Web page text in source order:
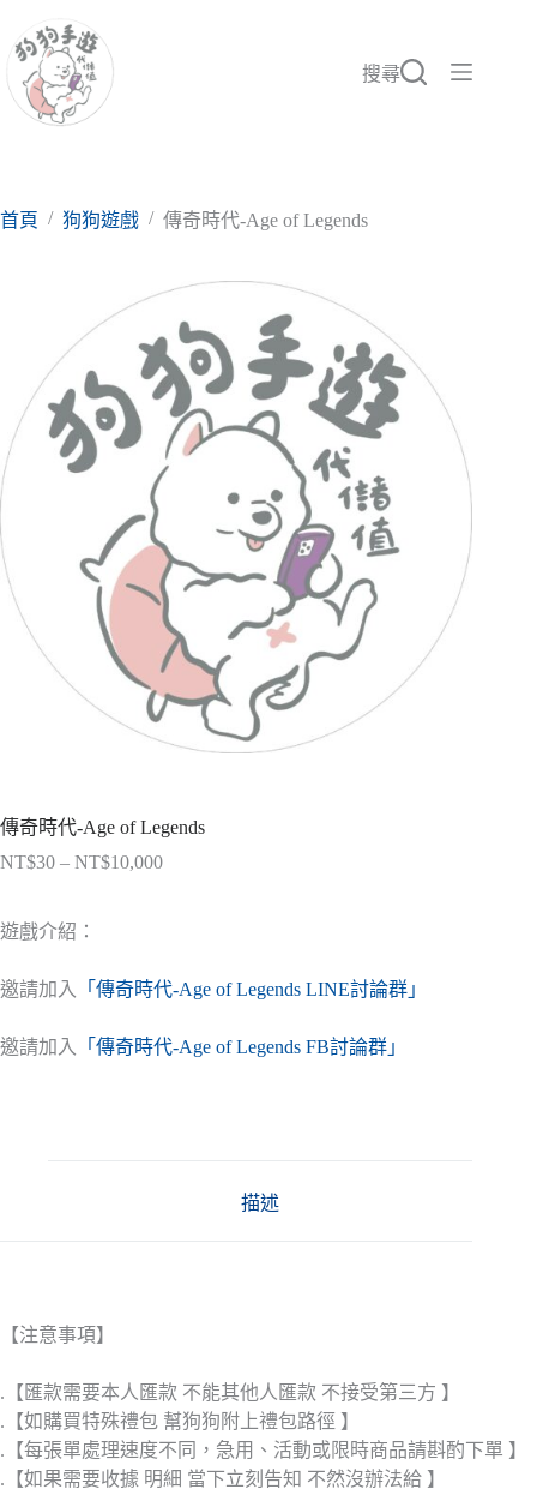
至
要
搜尋
首頁 / 狗狗遊戲 / 傳奇時代-Age of Legends
傳奇時代-Age of Legends
NT$30 – NT$10,000價
NT$30
到
遊戲介紹：
邀請加入 「傳奇時代-Age of Legends LINE討論群」
邀請加入 「傳奇時代-Age of Legends FB討論群」
描述
【注意事項】
.【匯款需要本人匯款 不能其他人匯款 不接受第三方 】
.【如購買特殊禮包 幫狗狗附上禮包路徑 】
.【每張單處理速度不同，急用、活動或限時商品請斟酌下單 】
.【如果需要收據 明細 當下立刻告知 不然沒辦法給 】